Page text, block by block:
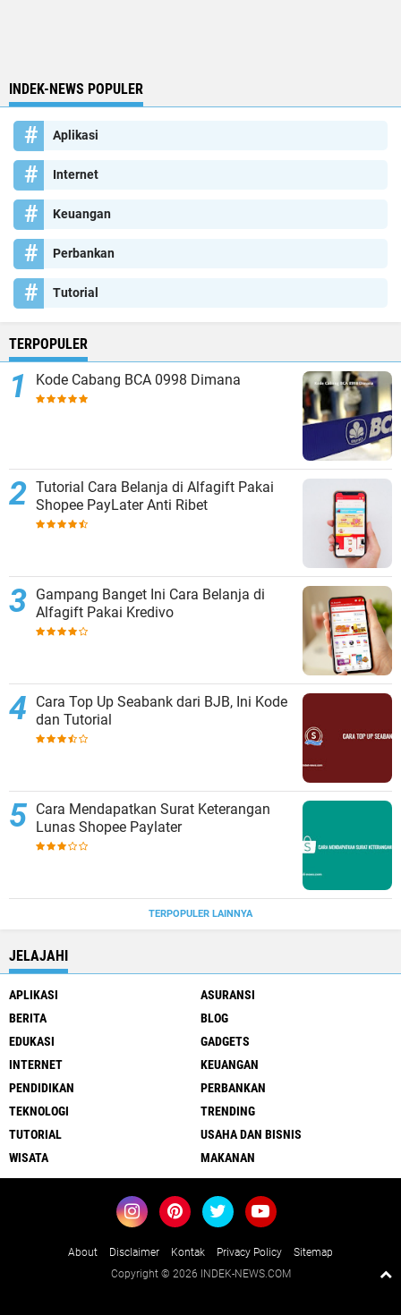
INDEK-NEWS POPULER
Aplikasi
Internet
Keuangan
Perbankan
Tutorial
TERPOPULER
Kode Cabang BCA 0998 Dimana
Tutorial Cara Belanja di Alfagift Pakai
Shopee PayLater Anti Ribet
Gampang Banget Ini Cara Belanja di
Alfagift Pakai Kredivo
Cara Top Up Seabank dari BJB, Ini Kode
dan Tutorial
Cara Mendapatkan Surat Keterangan
Lunas Shopee Paylater
TERPOPULER LAINNYA
JELAJAHI
APLIKASI
ASURANSI
BERITA
BLOG
EDUKASI
GADGETS
INTERNET
KEUANGAN
PENDIDIKAN
PERBANKAN
TEKNOLOGI
TRENDING
TUTORIAL
USAHA DAN BISNIS
WISATA
MAKANAN
About Disclaimer Kontak Privacy Policy
Sitemap
Copyright © 2026 INDEK-NEWS.COM